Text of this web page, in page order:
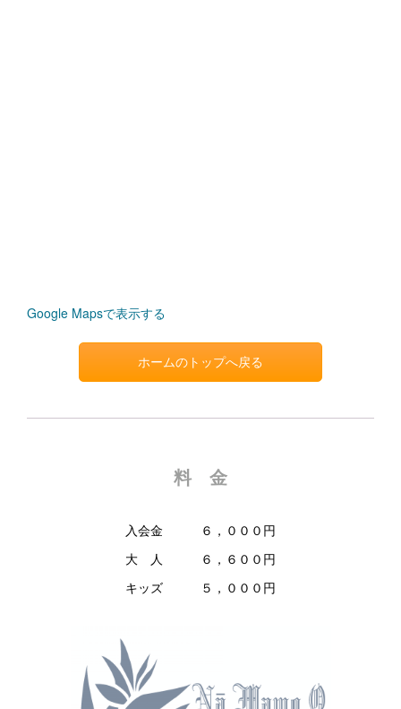
Google Mapsで表示する
ホームのトップへ戻る
料 金
入会金 ６，０００円
大 人 ６，６００円
キッズ ５，０００円